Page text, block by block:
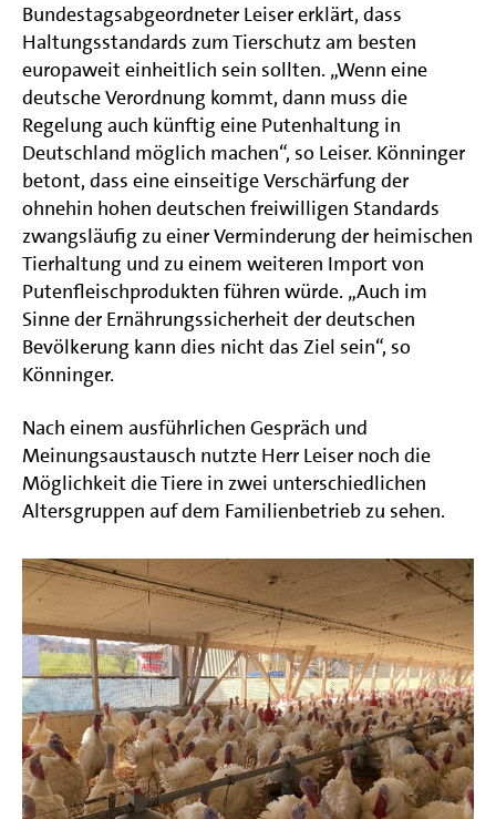
Bundestagsabgeordneter Leiser erklärt, dass
Haltungsstandards zum Tierschutz am besten
europaweit einheitlich sein sollten. „Wenn eine
deutsche Verordnung kommt, dann muss die
Regelung auch künftig eine Putenhaltung in
Deutschland möglich machen“, so Leiser. Könninger
betont, dass eine einseitige Verschärfung der
ohnehin hohen deutschen freiwilligen Standards
zwangsläufig zu einer Verminderung der heimischen
Tierhaltung und zu einem weiteren Import von
Putenfleischprodukten führen würde. „Auch im
Sinne der Ernährungssicherheit der deutschen
Bevölkerung kann dies nicht das Ziel sein“, so
Könninger.
Nach einem ausführlichen Gespräch und
Meinungsaustausch nutzte Herr Leiser noch die
Möglichkeit die Tiere in zwei unterschiedlichen
Altersgruppen auf dem Familienbetrieb zu sehen.